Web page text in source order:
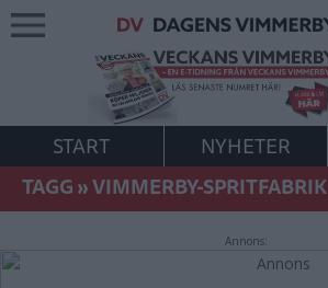
START NYHETER
TAGG»VIMMERBY-SPRITFABRIK
Annons: